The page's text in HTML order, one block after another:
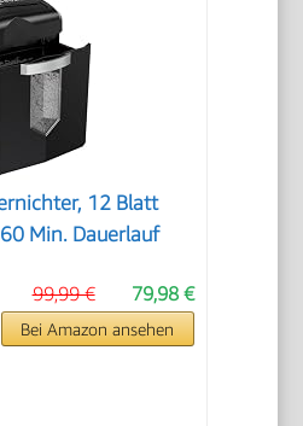
12 Blatt
Min. Dauerlauf
79,98 €
99,99 €
Bei Amazon ansehen